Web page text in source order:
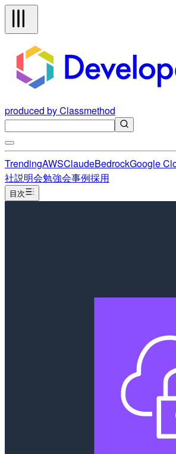
produced by Classmethod
TrendingAWSClaudeBedrockGoogle
社説明会勉強会事例採用
目次